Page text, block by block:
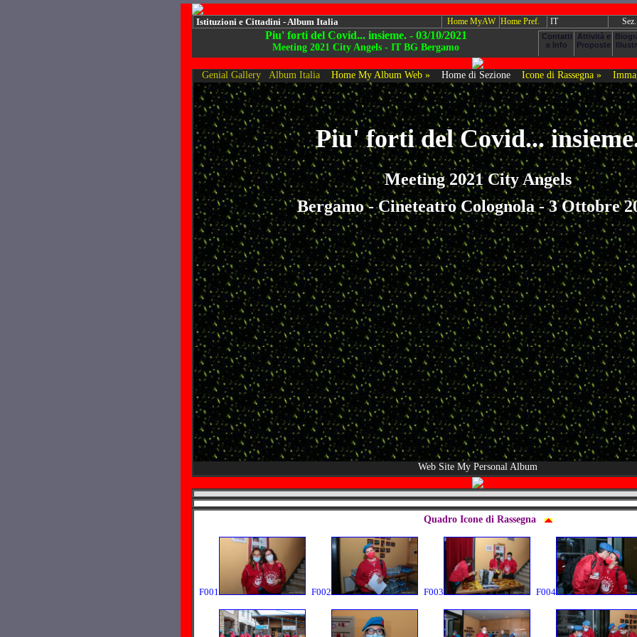
Istituzioni e Cittadini - Album Italia Home MyAW Home Pref. IT
Piu' forti del Covid... insieme. - 03/10/2021
Meeting 2021 City Angels - IT BG Bergamo
Genial Gallery Album Italia Home My Album Web » Home di Sezione Icone di Rassegna »
Piu' forti del Covid...
Meeting 2021 City Angels
Bergamo - Cineteatro Colognola - 3 Ottobre
Web Site My Personal Album
Quadro Icone di Rassegna
F001 F002 F003 F004